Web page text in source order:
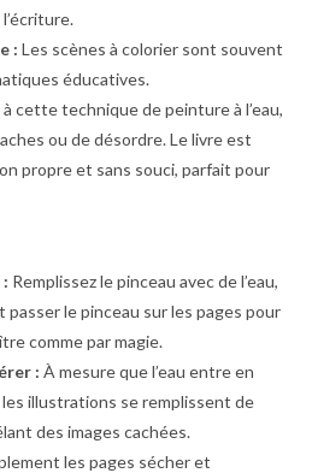
: Les scènes à colorier sont souvent
éducatives.
cette technique de peinture à l’eau,
ou de désordre. Le livre est
propre et sans souci, parfait pour
Remplissez le pinceau avec de l’eau,
le pinceau sur les pages pour
comme par magie.
: À mesure que l’eau entre en
illustrations se remplissent de
des images cachées.
les pages sécher et